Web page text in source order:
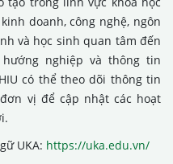
doanh, công nghệ, ngôn
và học sinh quan tâm đến
nghiệp và thông tin
có thể theo dõi thông tin
vị để cập nhật các hoạt
UKA: https://uka.edu.vn/